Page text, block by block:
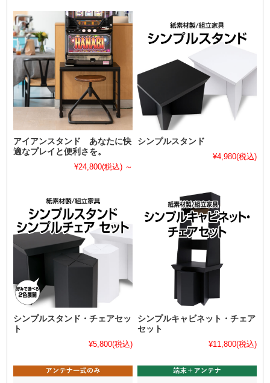
アイアンスタンド あなたに快
適なプレイと便利さを。
¥24,800(税込) ～
シンプルスタンド
¥4,980(税込)
シンプルスタンド・チェアセッ
ト
¥5,800(税込)
シンプルキャビネット・チェア
セット
¥11,800(税込)